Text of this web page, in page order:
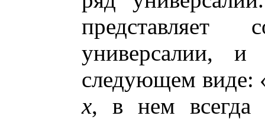
представляет
универсалии,
следующем виде:
х, в нем